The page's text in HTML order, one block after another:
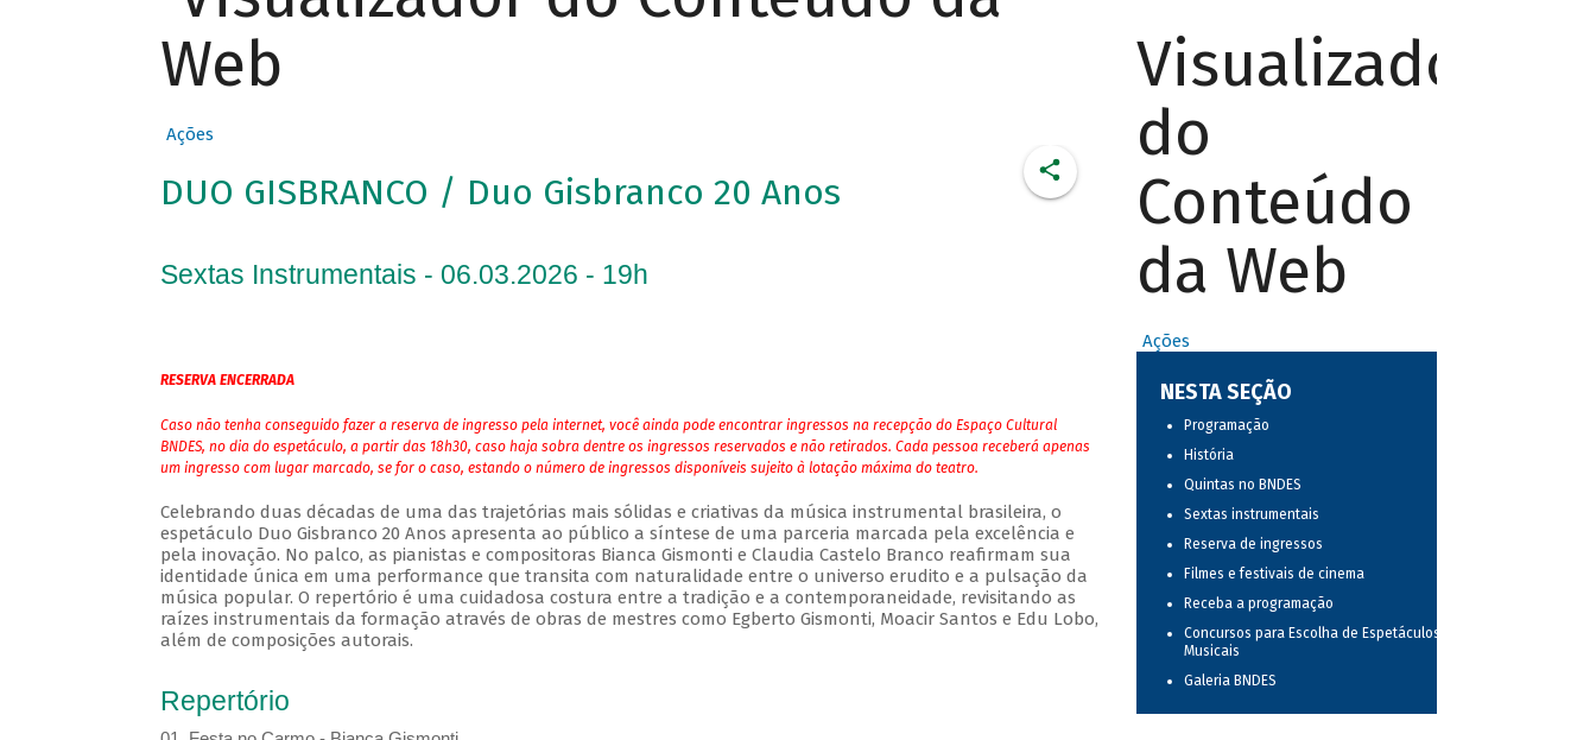
Web
Ações
DUO GISBRANCO / Duo Gisbranco 20 Anos
Sextas Instrumentais - 06.03.2026 - 19h
RESERVA ENCERRADA
Caso não tenha conseguido fazer a reserva de ingresso pela internet, você ainda pode encontrar ingressos na recepção do Espaço Cultural
BNDES, no dia do espetáculo, a partir das 18h30, caso haja sobra dentre os ingressos reservados e não retirados. Cada pessoa receberá apenas
um ingresso com lugar marcado, se for o caso, estando o número de ingressos disponíveis sujeito à lotação máxima do teatro.
Celebrando duas décadas de uma das trajetórias mais sólidas e criativas da música instrumental brasileira, o
espetáculo Duo Gisbranco 20 Anos apresenta ao público a síntese de uma parceria marcada pela excelência e
pela inovação. No palco, as pianistas e compositoras Bianca Gismonti e Claudia Castelo Branco reafirmam sua
identidade única em uma performance que transita com naturalidade entre o universo erudito e a pulsação da
música popular. O repertório é uma cuidadosa costura entre a tradição e a contemporaneidade, revisitando as
raízes instrumentais da formação através de obras de mestres como Egberto Gismonti, Moacir Santos e Edu Lobo,
além de composições autorais.
Repertório
Visualizador
do
Conteúdo
da Web
Ações
NESTA SEÇÃO
Programação
História
Quintas no BNDES
Sextas instrumentais
Reserva de ingressos
Filmes e festivais de cinema
Receba a programação
Concursos para Escolha de Espetáculos
Musicais
Galeria BNDES